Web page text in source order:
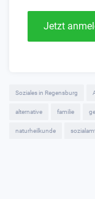
Jetzt
Soziales in Regensburg
alternative familie
naturheilkunde